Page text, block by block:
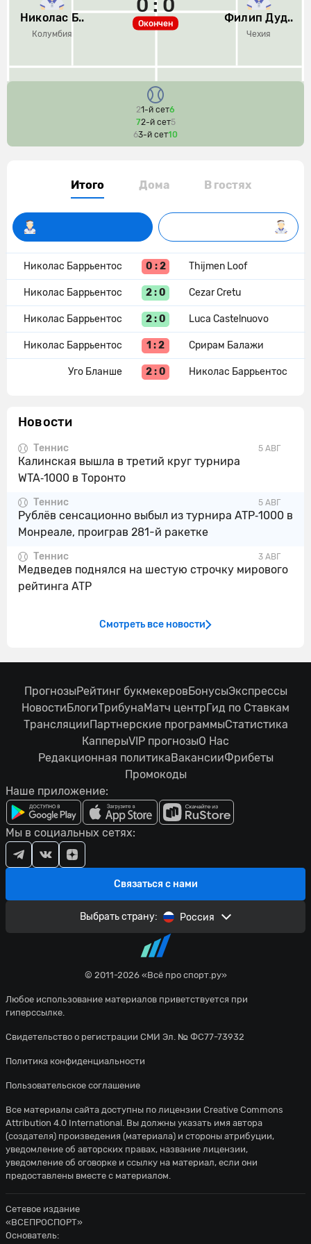
Николас Б..
Колумбия
Окончен
0 : 0
Филип Дуд..
Чехия
21-й сет6
72-й сет5
63-й сет10
Итого Дома В гостях
Николас Баррьентос 0 : 2 Thijmen Loof
Николас Баррьентос 2 : 0 Cezar Cretu
Николас Баррьентос 2 : 0 Luca Castelnuovo
Николас Баррьентос 1 : 2 Срирам Балажи
Уго Бланше 2 : 0 Николас Баррьентос
Новости
5 АВГ
Теннис
Калинская вышла в третий круг турнира
WTA‑1000 в Торонто
5 АВГ
Теннис
Рублёв сенсационно выбыл из турнира ATP‑1000 в
Монреале, проиграв 281-й ракетке
3 АВГ
Теннис
Медведев поднялся на шестую строчку мирового
рейтинга ATP
Смотреть все новости
© 2011-2026 «Всё про спорт.ру»
Любое использование материалов приветствуется при
гиперссылке.
Свидетельство о регистрации СМИ Эл. № ФС77-73932
Политика конфиденциальности
Пользовательское соглашение
ПрогнозыРейтинг букмекеровБонусыЭкспрессы
НовостиБлогиТрибунаМатч центрГид по Ставкам
ТрансляцииПартнерские программыСтатистика
КапперыVIP прогнозыО Нас
Редакционная политикаВакансииФрибеты
Промокоды
Наше приложение:
Связаться с нами
Мы в социальных сетях:
Выбрать страну: Россия
Все материалы сайта доступны по лицензии Creative Commons
Attribution 4.0 International. Вы должны указать имя автора
(создателя) произведения (материала) и стороны атрибуции,
уведомление об авторских правах, название лицензии,
уведомление об оговорке и ссылку на материал, если они
предоставлены вместе с материалом.
Сетевое издание
«ВСЕПРОСПОРТ»
Основатель: